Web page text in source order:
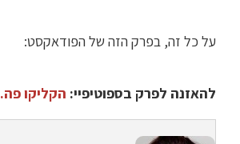
על כל זה, בפרק הזה של הפודאקסט:
להאזנה לפרק בספוטיפיי: הקליקו פה.